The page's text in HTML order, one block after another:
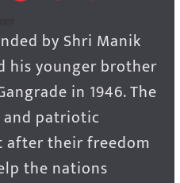
by Shri Manik
his younger brother
in 1946. The
patriotic
their freedom
the nations